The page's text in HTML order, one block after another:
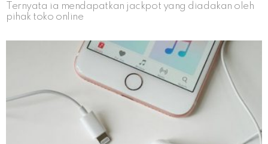
Ternyata ia mendapatkan jackpot yang diadakan oleh
pihak toko online